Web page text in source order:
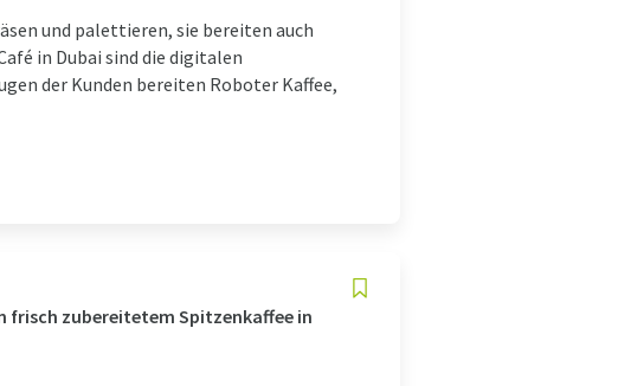
und palettieren, sie bereiten auch
in Dubai sind die digitalen
der Kunden bereiten Roboter Kaffee,
frisch zubereitetem Spitzenkaffee in